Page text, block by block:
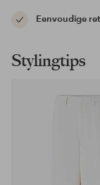
Eenvoudige
Stylingtips